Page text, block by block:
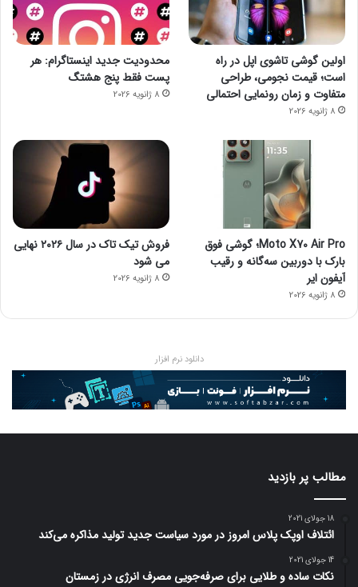
اولین گوشی تاشوی اپل در راه
است؛ قیمت نجومی، طراحی
متفاوت و زمان رونمایی احتمالی
8 ژانویه 2026
محدودیت جدید اینستاگرام: هر
پست فقط پنج هشتگ
8 ژانویه 2026
Moto X70 Air Pro؛ گوشی فوق
بارک با دوربین سه‌گانه و رقیب
آیفون ایر
8 ژانویه 2026
فروش تیک تاک در سال ۲۰۲۶ نهایی
می شود
8 ژانویه 2026
دانلود نرم افزار
مطالب پر بازدید
18 جولای 2021
ائتلاف اوپک پلاس امروز در مورد سیاست جدید تولید مذاکره می‌کند
14 جولای 2021
نکات ساده و طلایی برای صرفه‌جویی مصرف انرژی در زمستان